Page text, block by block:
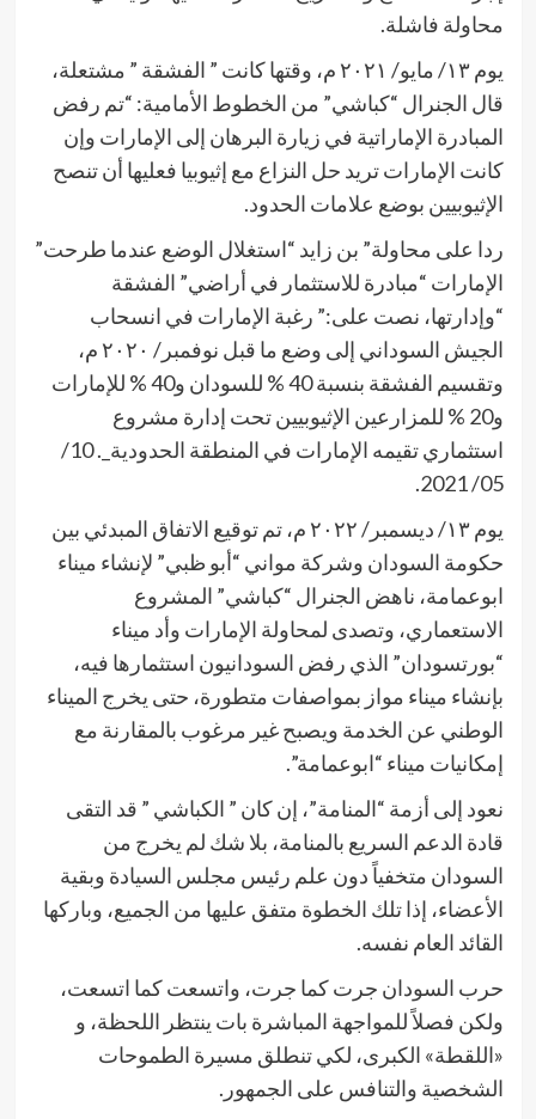
محاولة فاشلة.
يوم ١٣/ مايو/ ٢٠٢١ م، وقتها كانت ” الفشقة ” مشتعلة،
قال الجنرال “كباشي” من الخطوط الأمامية: “تم رفض
المبادرة الإماراتية في زيارة البرهان إلى الإمارات وإن
كانت الإمارات تريد حل النزاع مع إثيوبيا فعليها أن تنصح
الإثيوبيين بوضع علامات الحدود.
ردا على محاولة” بن زايد “استغلال الوضع عندما طرحت”
الإمارات “مبادرة للاستثمار في أراضي” الفشقة
“وإدارتها، نصت على:” رغبة الإمارات في انسحاب
الجيش السوداني إلى وضع ما قبل نوفمبر/ ٢٠٢٠ م،
وتقسيم الفشقة بنسبة 40 % للسودان و40 % للإمارات
و20 % للمزارعين الإثيوبيين تحت إدارة مشروع
استثماري تقيمه الإمارات في المنطقة الحدودية_. 10‏/
05‏/ 2021.
يوم ١٣/ ديسمبر/ ٢٠٢٢ م، تم توقيع الاتفاق المبدئي بين
حكومة السودان وشركة مواني “أبو ظبي” لإنشاء ميناء
ابوعمامة، ناهض الجنرال “كباشي” المشروع
الاستعماري، وتصدى لمحاولة الإمارات وأد ميناء
“بورتسودان” الذي رفض السودانيون استثمارها فيه،
بإنشاء ميناء مواز بمواصفات متطورة، حتى يخرج الميناء
الوطني عن الخدمة ويصبح غير مرغوب بالمقارنة مع
إمكانيات ميناء “ابوعمامة”.
نعود إلى أزمة “المنامة”، إن كان ” الكباشي ” قد التقى
قادة الدعم السريع بالمنامة، بلا شك لم يخرج من
السودان متخفياً دون علم رئيس مجلس السيادة وبقية
الأعضاء، إذا تلك الخطوة متفق عليها من الجميع، وباركها
القائد العام نفسه.
حرب السودان جرت كما جرت، واتسعت كما اتسعت،
ولكن فصلاً للمواجهة المباشرة بات ينتظر اللحظة، و
«اللقطة» الكبرى، لكي تنطلق مسيرة الطموحات
الشخصية والتنافس على الجمهور.